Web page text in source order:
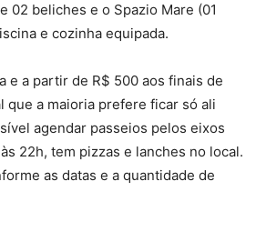
02 beliches e o Spazio Mare (01
e cozinha equipada.
e a partir de R$ 500 aos finais de
que a maioria prefere ficar só ali
agendar passeios pelos eixos
22h, tem pizzas e lanches no local.
as datas e a quantidade de